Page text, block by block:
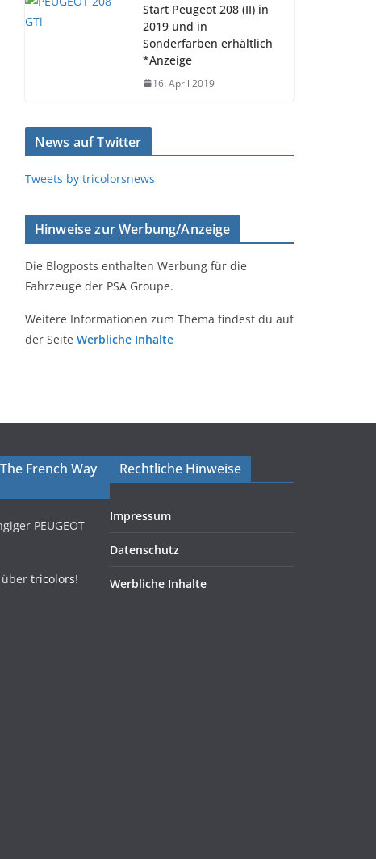
Start Peugeot 208 (II) in
2019 und in
Sonderfarben erhältlich
*Anzeige
16. April 2019
News auf Twitter
Tweets by tricolorsnews
Hinweise zur Werbung/Anzeige
Die Blogposts enthalten Werbung für die
Fahrzeuge der PSA Groupe.
Weitere Informationen zum Thema findest du auf
der Seite Werbliche Inhalte
French Way
PEUGEOT
tricolors!
Rechtliche Hinweise
Impressum
Datenschutz
Werbliche Inhalte